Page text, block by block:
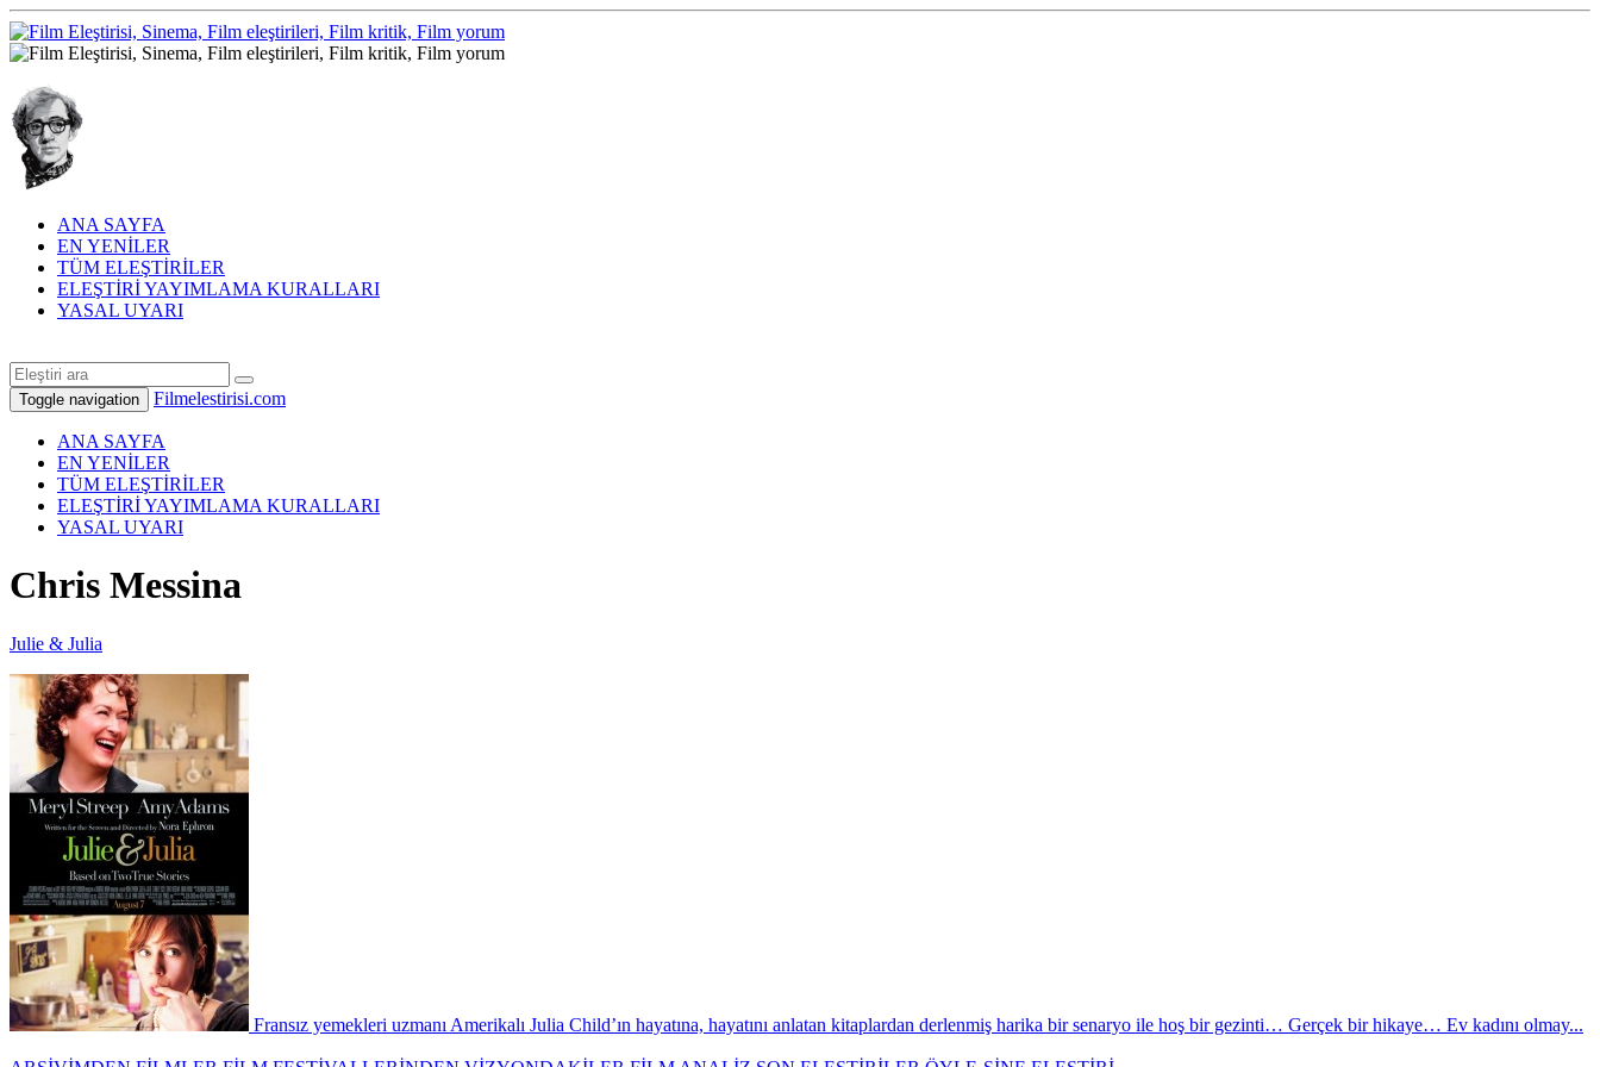
ANA SAYFA
EN YENİLER
TÜM ELEŞTİRİLER
ELEŞTİRİ YAYIMLAMA KURALLARI
YASAL UYARI
Toggle navigation Filmelestirisi.com
ANA SAYFA
EN YENİLER
TÜM ELEŞTİRİLER
ELEŞTİRİ YAYIMLAMA KURALLARI
YASAL UYARI
Chris Messina
Julie & Julia
Fransız yemekleri uzmanı Amerikalı Julia Child’ın hayatına, hayatını anlatan kitaplardan derlenmiş harika bir senaryo ile hoş bir gezinti… Gerçek bir hikaye… Ev kadını olmay...